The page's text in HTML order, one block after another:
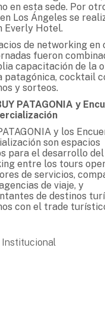
en esta sede. Por
Los Ángeles se
Everly Hotel.
de networking en
fueron
capacitación de la
patagónica, cocktail
y sorteos.
PATAGONIA y
y los
son espacios
para el desarrollo del
entre los tours
de servicios,
de viaje, y
de destinos
con el trade
Institucional